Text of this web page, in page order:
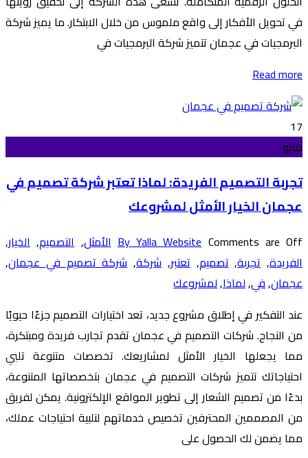
في تحويل الأفكار إلى واقع ملموس من خلال الابتكار. ما يميز شركة
البرمجيات في عجمان تتميز شركة البرمجيات في
Read more
17
مايو
تجربة التصميم الفريدة: لماذا تعتبر شركة تصميم في
عجمان الخيار الأمثل لمشروعك
By Yalla Website Comments are Off الأمثل,التصميم, الخيار,
الفريدة,تجربة,تصميم,تعتبر, شركة,شركة تصميم في عجمان,
عجمان,في,لماذا,لمشروعك
عند التفكير في إطلاق مشروع جديد، تعد اختيارات التصميم جزءًا حيويًا
من النجاح. شركات التصميم في عجمان تقدم تجارب فريدة ومبتكرة،
مما يجعلها الخيار الأمثل لمشاريعك. تخصصات متنوعة تلبي
احتياجاتك تتميز شركات التصميم في عجمان بتخصصاتها المتنوعة،
بدءًا من تصميم الشعار إلى تطوير المواقع الإلكترونية. يمكن لفريق
من المصممين المحترفين تخصيص خدماتهم لتلبية احتياجات عملك،
مما يضمن لك الحصول على